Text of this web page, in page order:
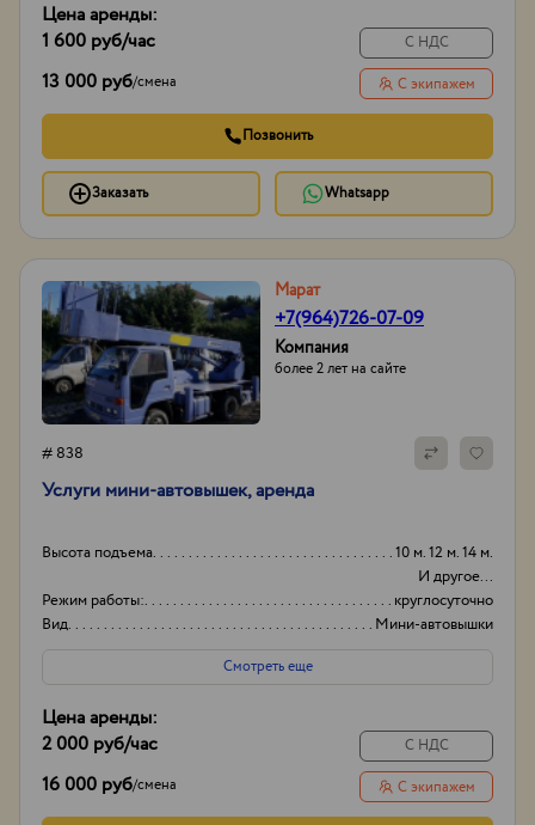
Цена аренды:
1 600 руб/час
13 000 руб/смена
С НДС
С экипажем
Позвонить
Заказать Whatsapp
Марат
+7(964)726-07-09
Компания
более 2 лет на сайте
# 838
Услуги мини-автовышек, аренда
Высота подъема
10 м. 12 м. 14 м.
И другое...
Режим работы:
круглосуточно
Вид
Мини-автовышки
Высота вышки
15
Смотреть еще
Цена аренды:
2 000 руб/час
16 000 руб/смена
С НДС
С экипажем